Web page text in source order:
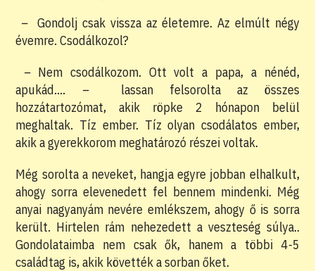
– Gondolj csak vissza az életemre. Az elmúlt négy
évemre. Csodálkozol?
– Nem csodálkozom. Ott volt a papa, a nénéd,
apukád…. –
lassan felsorolta az összes
hozzátartozómat, akik röpke 2 hónapon belül
meghaltak. Tíz ember. Tíz olyan csodálatos ember,
akik a gyerekkorom meghatározó részei voltak.
Még sorolta a neveket, hangja egyre jobban elhalkult,
ahogy sorra elevenedett fel bennem mindenki. Még
anyai nagyanyám nevére emlékszem, ahogy ő is sorra
került. Hirtelen rám nehezedett a veszteség súlya..
Gondolataimba nem csak ők, hanem a többi 4-5
családtag is, akik követték a sorban őket.